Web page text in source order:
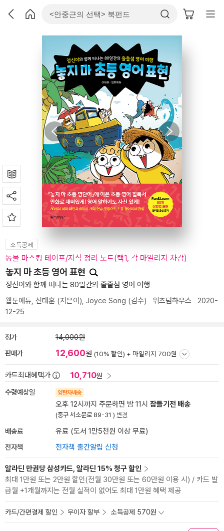
소득공제
동물 마스킹 테이프/지식 정리 노트(택1, 각 마일리지 차감)
놓지 마 초등 영어 표현
정신이와 함께 떠나는 80일간의 줄줄섬 영어 여행
웹툰에듀, 신태훈 (지은이), Joyce Song (감수) 위즈덤하우스 2020-
12-25
정가 14,000원
판매가 12,600원 (10% 할인) + 마일리지 700원
카드최대혜택가 10,710원
수령예상일 양탄자배송
오후 12시까지 주문하면 밤 11시 잠들기전 배송
(중구 서소문로 89-31 ) 변경
배송료 유료 (도서 1만5천원 이상 무료)
전자책 전자책 출간알림 신청
알라딘 만권당 삼성카드, 알라딘 15% 청구 할인
최대 1만원 또는 2만원 할인(전월 30만원 또는 60만원 이용 시) / 카드 발
급월 +1개월까지는 전월 실적이 없어도 최대 1만원 혜택 제공
카드/간편결제 할인 무이자 할부 소득공제 570원